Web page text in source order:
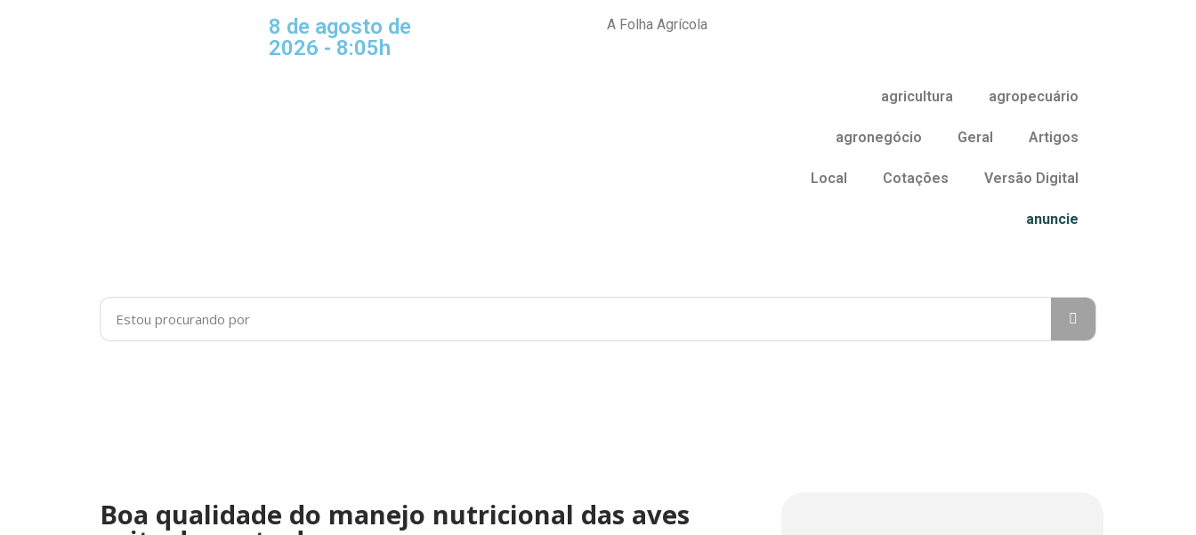
8 de agosto de
2026 - 8:05h
A Folha Agrícola
agricultura agropecuário
agronegócio Geral Artigos
Local Cotações Versão Digital
anuncie
Boa qualidade do manejo nutricional das aves